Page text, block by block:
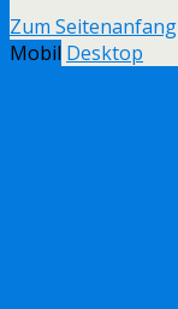
Zum Seitenanfang
Mobil Desktop